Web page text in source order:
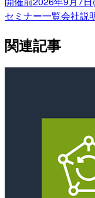
セミナー一覧会社説
関連記事